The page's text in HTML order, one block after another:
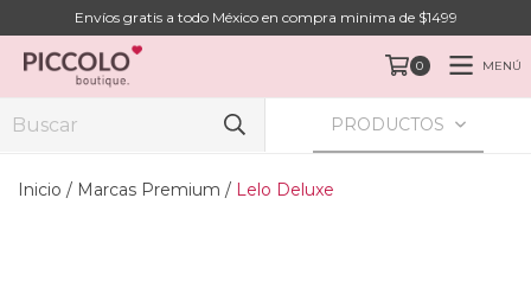
Envíos gratis a todo México en compra minima de $1499
0 MENÚ
PRODUCTOS
Inicio / Marcas Premium / Lelo Deluxe